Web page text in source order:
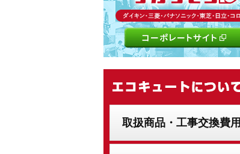
取扱商品・工事交換費用